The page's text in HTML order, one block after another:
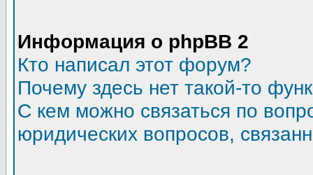
Информация о phpBB 2
Кто написал этот форум?
Почему здесь нет такой-то
С кем можно связаться по
юридических вопросов,